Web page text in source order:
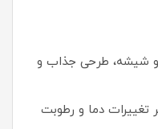
شیشه، طرحی جذاب و
تغییرات دما و رطوبت